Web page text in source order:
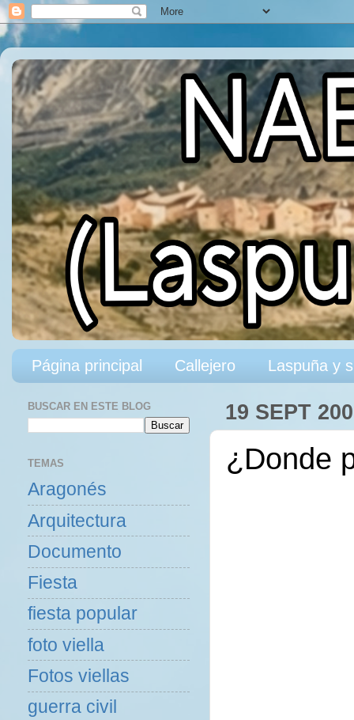
Página principal Callejero Laspuña y
19 SEPT
¿Donde
BUSCAR EN ESTE BLOG
TEMAS
Aragonés
Arquitectura
Documento
Fiesta
fiesta popular
foto viella
Fotos viellas
guerra civil